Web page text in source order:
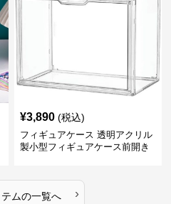
¥3,890 (税込)
フィギュアケース 透明アクリル
製小型フィギュアケース前開き
ムの一覧へ ›